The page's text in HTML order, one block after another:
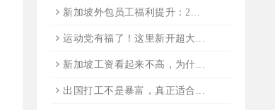
新加坡外包员工福利提升：2...
运动党有福了！这里新开超大...
新加坡工资看起来不高，为什...
出国打工不是暴富，真正适合...